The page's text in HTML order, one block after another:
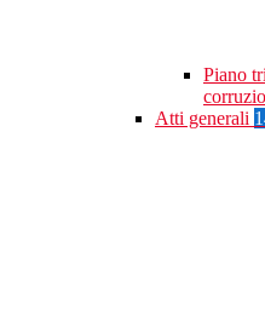
Piano
Atti generali